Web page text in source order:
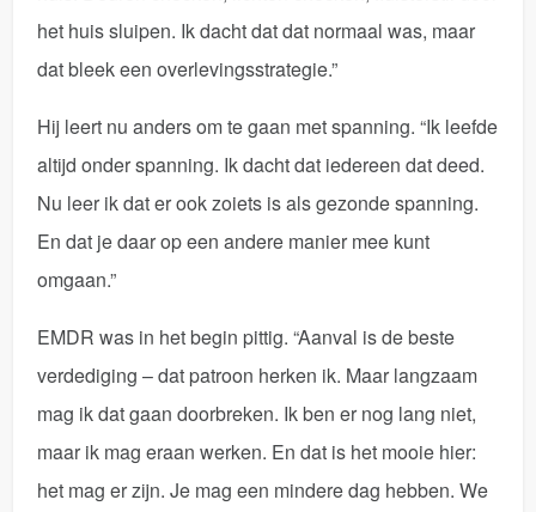
het huis sluipen. Ik dacht dat dat normaal was, maar
dat bleek een overlevingsstrategie.”
Hij leert nu anders om te gaan met spanning. “Ik leefde
altijd onder spanning. Ik dacht dat iedereen dat deed.
Nu leer ik dat er ook zoiets is als gezonde spanning.
En dat je daar op een andere manier mee kunt
omgaan.”
EMDR was in het begin pittig. “Aanval is de beste
verdediging – dat patroon herken ik. Maar langzaam
mag ik dat gaan doorbreken. Ik ben er nog lang niet,
maar ik mag eraan werken. En dat is het mooie hier:
het mag er zijn. Je mag een mindere dag hebben. We